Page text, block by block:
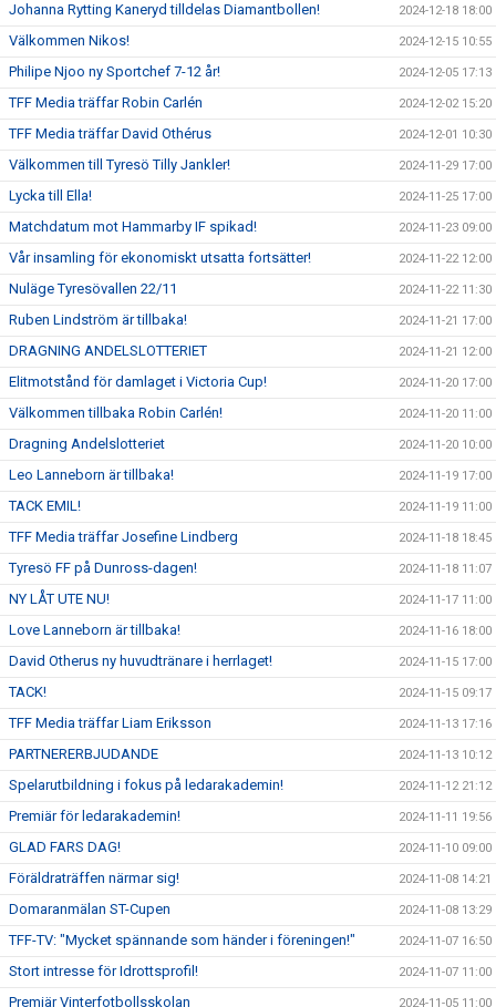
Johanna Rytting Kaneryd tilldelas Diamantbollen! 2024-12-18 18:00
Välkommen Nikos! 2024-12-15 10:55
Philipe Njoo ny Sportchef 7-12 år! 2024-12-05 17:13
TFF Media träffar Robin Carlén 2024-12-02 15:20
TFF Media träffar David Othérus 2024-12-01 10:30
Välkommen till Tyresö Tilly Jankler! 2024-11-29 17:00
Lycka till Ella! 2024-11-25 17:00
Matchdatum mot Hammarby IF spikad! 2024-11-23 09:00
Vår insamling för ekonomiskt utsatta fortsätter! 2024-11-22 12:00
Nuläge Tyresövallen 22/11 2024-11-22 11:30
Ruben Lindström är tillbaka! 2024-11-21 17:00
DRAGNING ANDELSLOTTERIET 2024-11-21 12:00
Elitmotstånd för damlaget i Victoria Cup! 2024-11-20 17:00
Välkommen tillbaka Robin Carlén! 2024-11-20 11:00
Dragning Andelslotteriet 2024-11-20 10:00
Leo Lanneborn är tillbaka! 2024-11-19 17:00
TACK EMIL! 2024-11-19 11:00
TFF Media träffar Josefine Lindberg 2024-11-18 18:45
Tyresö FF på Dunross-dagen! 2024-11-18 11:07
NY LÅT UTE NU! 2024-11-17 11:00
Love Lanneborn är tillbaka! 2024-11-16 18:00
David Otherus ny huvudtränare i herrlaget! 2024-11-15 17:00
TACK! 2024-11-15 09:17
TFF Media träffar Liam Eriksson 2024-11-13 17:16
PARTNERERBJUDANDE 2024-11-13 10:12
Spelarutbildning i fokus på ledarakademin! 2024-11-12 21:12
Premiär för ledarakademin! 2024-11-11 19:56
GLAD FARS DAG! 2024-11-10 09:00
Föräldraträffen närmar sig! 2024-11-08 14:21
Domaranmälan ST-Cupen 2024-11-08 13:29
TFF-TV: "Mycket spännande som händer i föreningen!" 2024-11-07 16:50
Stort intresse för Idrottsprofil! 2024-11-07 11:00
Premiär Vinterfotbollsskolan 2024-11-05 11:00